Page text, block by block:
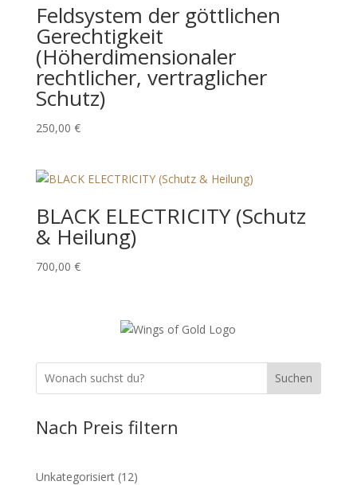
Feldsystem der göttlichen
Gerechtigkeit
(Höherdimensionaler
rechtlicher, vertraglicher
Schutz)
250,00 €
BLACK ELECTRICITY (Schutz
& Heilung)
700,00 €
Suchen
Nach Preis filtern
Unkategorisiert 1212